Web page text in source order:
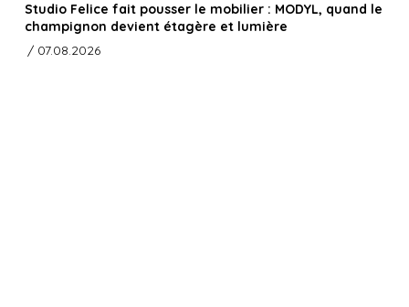
Studio Felice fait pousser le mobilier : MODYL, quand le
champignon devient étagère et lumière
/ 07.08.2026